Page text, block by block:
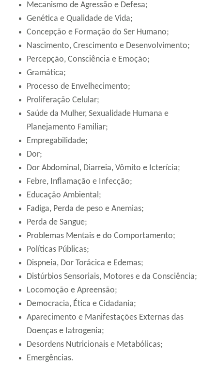
Mecanismo de Agressão e Defesa;
Genética e Qualidade de Vida;
Concepção e Formação do Ser Humano;
Nascimento, Crescimento e Desenvolvimento;
Percepção, Consciência e Emoção;
Gramática;
Processo de Envelhecimento;
Proliferação Celular;
Saúde da Mulher, Sexualidade Humana e
Planejamento Familiar;
Empregabilidade;
Dor;
Dor Abdominal, Diarreia, Vômito e Icterícia;
Febre, Inflamação e Infecção;
Educação Ambiental;
Fadiga, Perda de peso e Anemias;
Perda de Sangue;
Problemas Mentais e do Comportamento;
Políticas Públicas;
Dispneia, Dor Torácica e Edemas;
Distúrbios Sensoriais, Motores e da Consciência;
Locomoção e Apreensão;
Democracia, Ética e Cidadania;
Aparecimento e Manifestações Externas das
Doenças e Iatrogenia;
Desordens Nutricionais e Metabólicas;
Emergências.